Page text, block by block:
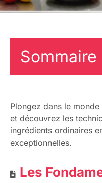
Sommaire
Plongez dans le
et découvrez les
ingrédients ordinaires
exceptionnelles.
Les